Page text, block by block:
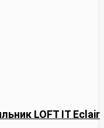
LOFT IT Eclair